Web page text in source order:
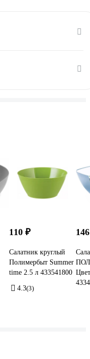
110 ₽
Салатник круглый
Полимербыт Summer
time 2.5 л 433541800
4.3(3)